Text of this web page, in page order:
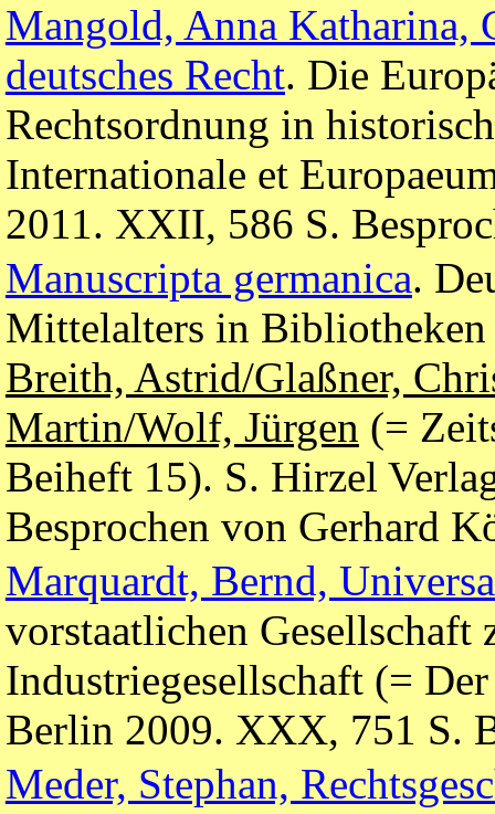
Mangold, Anna Katharina,
deutsches Recht. Die
Rechtsordnung in
Internationale et
2011. XXII, 586 S.
Manuscripta germanica.
Mittelalters in Bibliotheken
Breith, Astrid/Glaßner,
Martin/Wolf, Jürgen (=
Beiheft 15). S. Hirzel
Besprochen von Gerhard
Marquardt, Bernd,
vorstaatlichen Gesellschaft
Industriegesellschaft (=
Berlin 2009. XXX, 751 S.
Meder, Stephan,